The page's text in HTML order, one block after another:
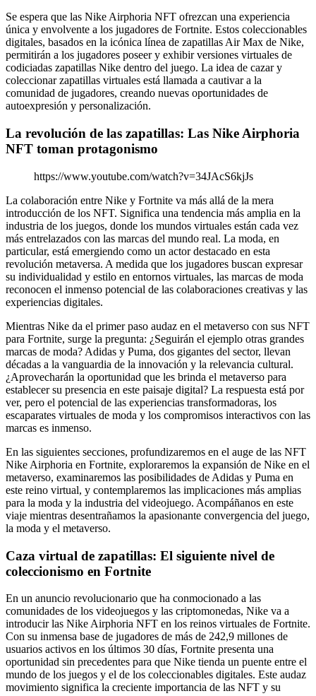
Se espera que las Nike Airphoria NFT ofrezcan una experiencia
única y envolvente a los jugadores de Fortnite. Estos coleccionables
digitales, basados en la icónica línea de zapatillas Air Max de Nike,
permitirán a los jugadores poseer y exhibir versiones virtuales de
codiciadas zapatillas Nike dentro del juego. La idea de cazar y
coleccionar zapatillas virtuales está llamada a cautivar a la
comunidad de jugadores, creando nuevas oportunidades de
autoexpresión y personalización.
La revolución de las zapatillas: Las Nike Airphoria
NFT toman protagonismo
https://www.youtube.com/watch?v=34JAcS6kjJs
La colaboración entre Nike y Fortnite va más allá de la mera
introducción de los NFT. Significa una tendencia más amplia en la
industria de los juegos, donde los mundos virtuales están cada vez
más entrelazados con las marcas del mundo real. La moda, en
particular, está emergiendo como un actor destacado en esta
revolución metaversa. A medida que los jugadores buscan expresar
su individualidad y estilo en entornos virtuales, las marcas de moda
reconocen el inmenso potencial de las colaboraciones creativas y las
experiencias digitales.
Mientras Nike da el primer paso audaz en el metaverso con sus NFT
para Fortnite, surge la pregunta: ¿Seguirán el ejemplo otras grandes
marcas de moda? Adidas y Puma, dos gigantes del sector, llevan
décadas a la vanguardia de la innovación y la relevancia cultural.
¿Aprovecharán la oportunidad que les brinda el metaverso para
establecer su presencia en este paisaje digital? La respuesta está por
ver, pero el potencial de las experiencias transformadoras, los
escaparates virtuales de moda y los compromisos interactivos con las
marcas es inmenso.
En las siguientes secciones, profundizaremos en el auge de las NFT
Nike Airphoria en Fortnite, exploraremos la expansión de Nike en el
metaverso, examinaremos las posibilidades de Adidas y Puma en
este reino virtual, y contemplaremos las implicaciones más amplias
para la moda y la industria del videojuego. Acompáñanos en este
viaje mientras desentrañamos la apasionante convergencia del juego,
la moda y el metaverso.
Caza virtual de zapatillas: El siguiente nivel de
coleccionismo en Fortnite
En un anuncio revolucionario que ha conmocionado a las
comunidades de los videojuegos y las criptomonedas, Nike va a
introducir las Nike Airphoria NFT en los reinos virtuales de Fortnite.
Con su inmensa base de jugadores de más de 242,9 millones de
usuarios activos en los últimos 30 días, Fortnite presenta una
oportunidad sin precedentes para que Nike tienda un puente entre el
mundo de los juegos y el de los coleccionables digitales. Este audaz
movimiento significa la creciente importancia de las NFT y su